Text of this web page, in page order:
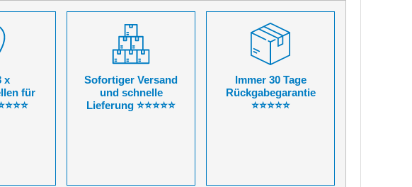
x
für
Sofortiger Versand
und schnelle
Lieferung ⭐⭐⭐⭐⭐
Immer 30 Tage
Rückgabegarantie
⭐⭐⭐⭐⭐